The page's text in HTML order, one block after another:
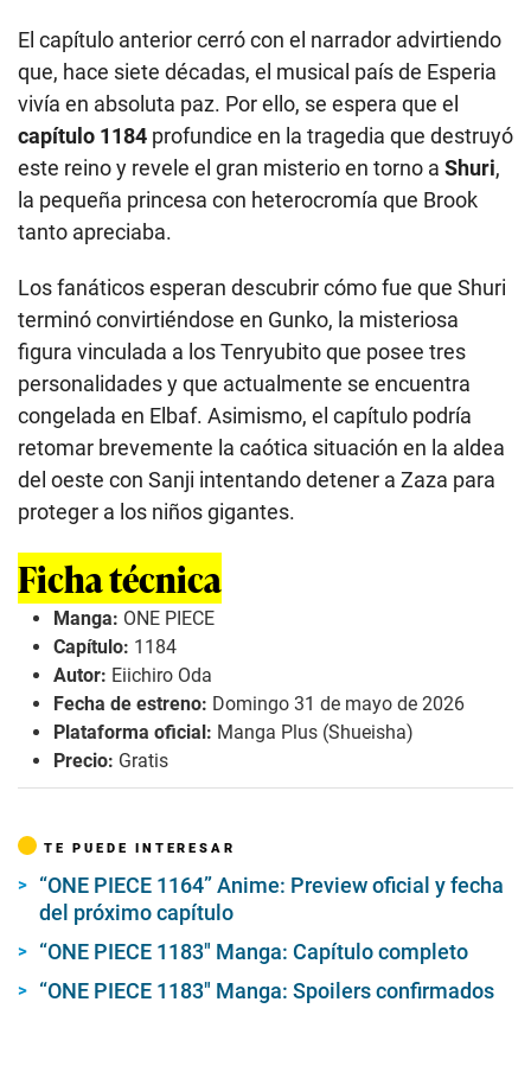
El capítulo anterior cerró con el narrador advirtiendo
que, hace siete décadas, el musical país de Esperia
vivía en absoluta paz. Por ello, se espera que el
capítulo 1184 profundice en la tragedia que destruyó
este reino y revele el gran misterio en torno a Shuri,
la pequeña princesa con heterocromía que Brook
tanto apreciaba.
Los fanáticos esperan descubrir cómo fue que Shuri
terminó convirtiéndose en Gunko, la misteriosa
figura vinculada a los Tenryubito que posee tres
personalidades y que actualmente se encuentra
congelada en Elbaf. Asimismo, el capítulo podría
retomar brevemente la caótica situación en la aldea
del oeste con Sanji intentando detener a Zaza para
proteger a los niños gigantes.
Ficha técnica
Manga: ONE PIECE
Capítulo: 1184
Autor: Eiichiro Oda
Fecha de estreno: Domingo 31 de mayo de 2026
Plataforma oficial: Manga Plus (Shueisha)
Precio: Gratis
TE PUEDE INTERESAR
“ONE PIECE 1164” Anime: Preview oficial y fecha
del próximo capítulo
“ONE PIECE 1183″ Manga: Capítulo completo
“ONE PIECE 1183″ Manga: Spoilers confirmados